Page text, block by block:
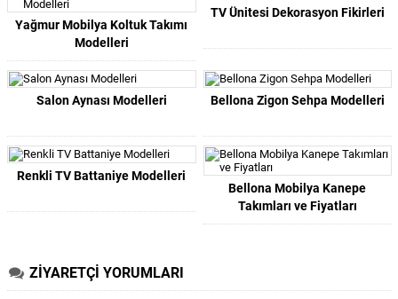
Yağmur Mobilya Koltuk Takımı
Modelleri
TV Ünitesi Dekorasyon Fikirleri
Salon Aynası Modelleri Bellona Zigon Sehpa Modelleri
Renkli TV Battaniye Modelleri
Bellona Mobilya Kanepe
Takımları ve Fiyatları
ZİYARETÇİ YORUMLARI